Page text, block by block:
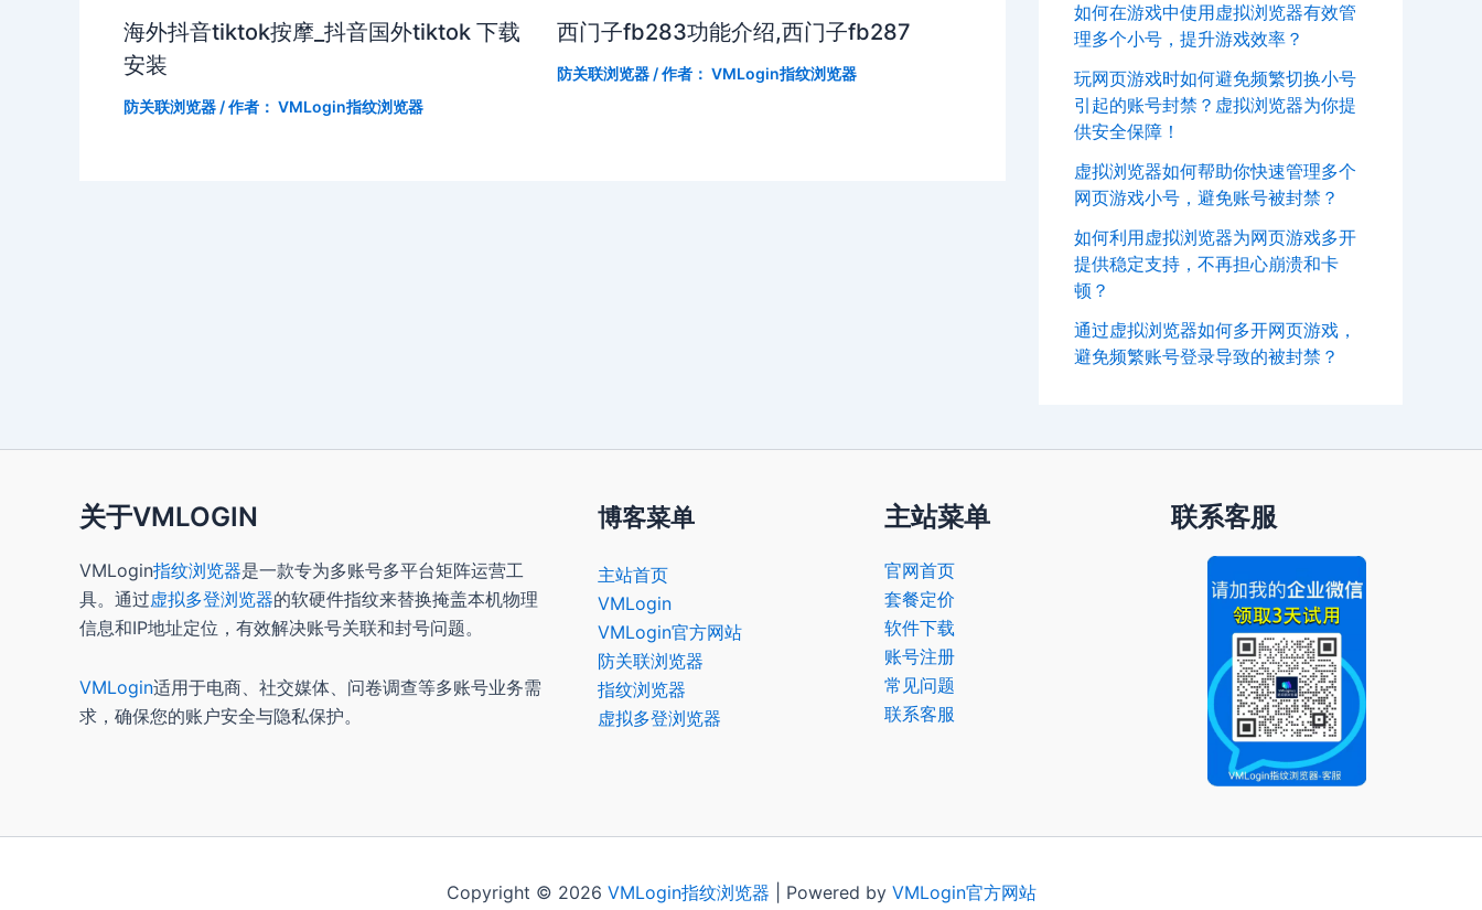
海外抖音tiktok按摩_抖音国外tiktok 下载
安装
防关联浏览器 / 作者： VMLogin指纹浏览器
西门子fb283功能介绍,西门子fb287
防关联浏览器/ 作者： VMLogin指纹浏览器
如何在游戏中使用虚拟浏览器有效管
理多个小号，提升游戏效率？
玩网页游戏时如何避免频繁切换小号
引起的账号封禁？虚拟浏览器为你提
供安全保障！
虚拟浏览器如何帮助你快速管理多个
网页游戏小号，避免账号被封禁？
如何利用虚拟浏览器为网页游戏多开
提供稳定支持，不再担心崩溃和卡
顿？
通过虚拟浏览器如何多开网页游戏，
避免频繁账号登录导致的被封禁？
关于VMLOGIN
VMLogin指纹浏览器是一款专为多账号多平台矩阵运营工
具。通过虚拟多登浏览器的软硬件指纹来替换掩盖本机物理
信息和IP地址定位，有效解决账号关联和封号问题。
VMLogin适用于电商、社交媒体、问卷调查等多账号业务需
求，确保您的账户安全与隐私保护。
博客菜单
主站首页
VMLogin
VMLogin官方网站
防关联浏览器
指纹浏览器
虚拟多登浏览器
主站菜单
官网首页
套餐定价
软件下载
账号注册
常见问题
联系客服
联系客服
Copyright © 2026 VMLogin指纹浏览器 | Powered by VMLogin官方网站